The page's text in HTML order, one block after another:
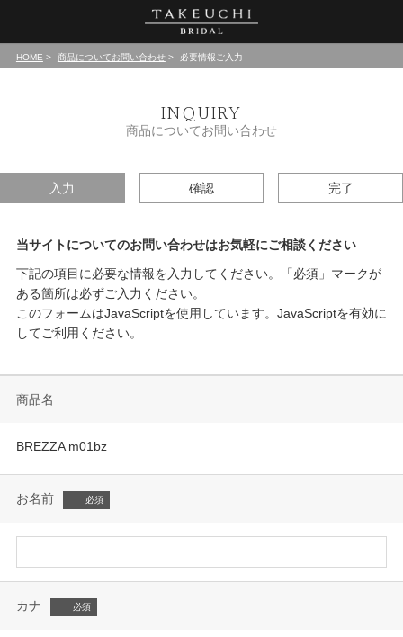
HOME 商品についてお問い合わせ 必要情報ご入力
INQUIRY
商品についてお問い合わせ
入力 確認 完了
当サイトについてのお問い合わせはお気軽にご相談ください
下記の項目に必要な情報を入力してください。「必須」マークが
ある箇所は必ずご入力ください。
このフォームはJavaScriptを使用しています。JavaScriptを有効に
してご利用ください。
商品名
BREZZA m01bz
お名前
カナ